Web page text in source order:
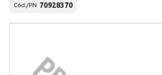
Cód./PN 70928370